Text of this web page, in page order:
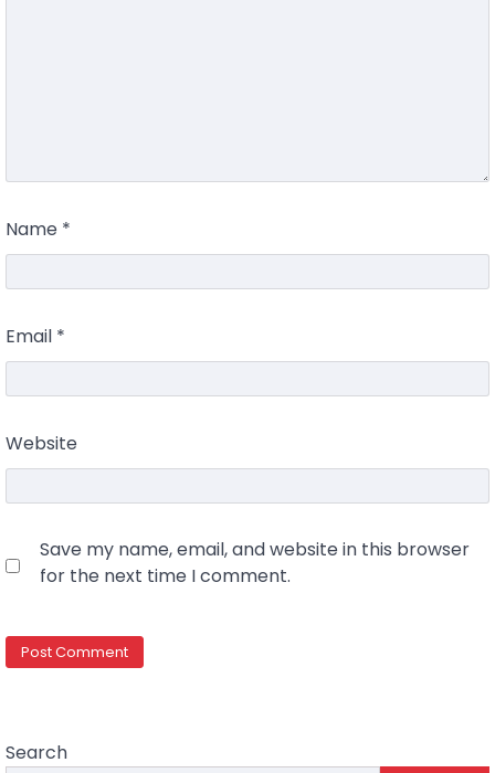
Name *
Email *
Website
Save my name, email, and website in this browser
for the next time I comment.
Search